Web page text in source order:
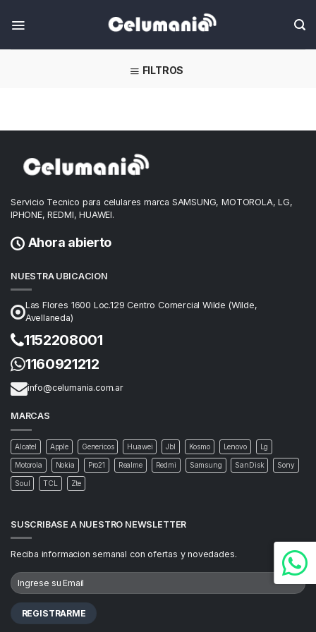
FILTROS
Servicio Tecnico para celulares marca SAMSUNG, MOTOROLA, LG,
IPHONE, REDMI, HUAWEI.
Ahora abierto
NUESTRA UBICACION
Las Flores 1600 Loc.129 Centro Comercial Wilde (Wilde,
Avellaneda)
1152208001
1160921212
info@celumania.com.ar
MARCAS
Alcatel Apple Genericos Huawei Jbl Kosmo Lenovo Lg
Motorola Nokia Pro21 Realme Redmi Samsung SanDisk Sony
Soul TCL Zte
SUSCRIBASE A NUESTRO NEWSLETTER
Reciba informacion semanal con ofertas y novedades.